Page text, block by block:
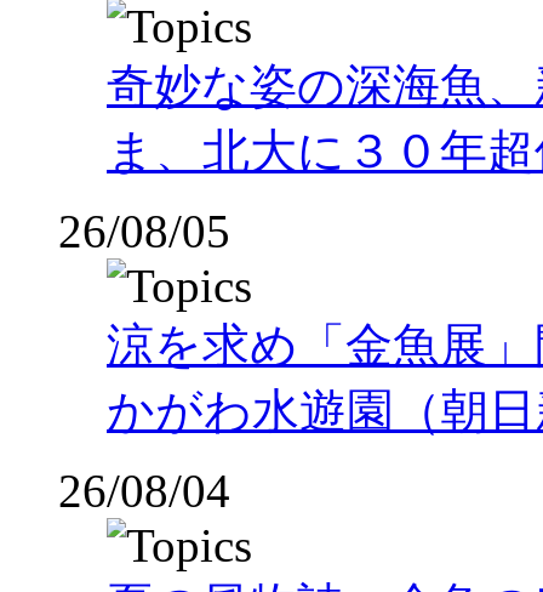
奇妙な姿の深海魚
ま、北大に３０年
26/08/05
涼を求め「金魚展
かがわ水遊園（朝
26/08/04